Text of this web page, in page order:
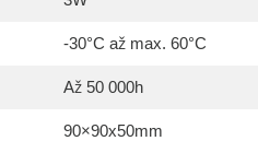
-30°C až max. 60°C
Až 50 000h
90×90x50mm